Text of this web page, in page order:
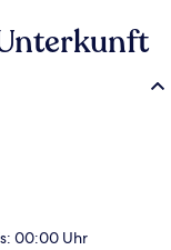
00:00 Uhr